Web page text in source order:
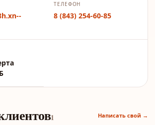
ТЕЛЕФОН
8 (843) 254-60-85
1 Написать свой →